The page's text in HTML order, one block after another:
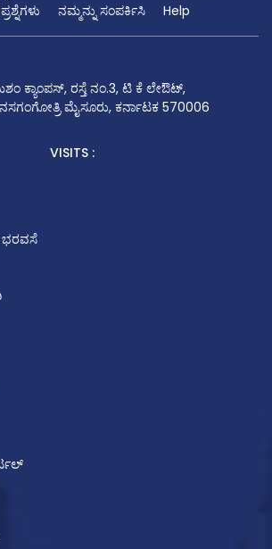
ನಮ್ಮನ್ನು ಸಂಪರ್ಕಿಸಿ Help
ಕ್ಯಾಂಪಸ್, ರಸ್ತೆ ನಂ.3, ಟಿ ಕೆ ಲೇಔಟ್,
ಮೈಸೂರು, ಕರ್ನಾಟಕ 570006
VISITS :
ಭರವಸೆ